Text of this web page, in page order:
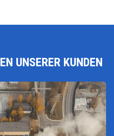
UNSERER KUNDEN